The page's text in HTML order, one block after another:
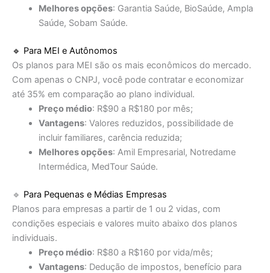
Melhores opções: Garantia Saúde, BioSaúde, Ampla
Saúde, Sobam Saúde.
🔹 Para MEI e Autônomos
Os planos para MEI são os mais econômicos do mercado.
Com apenas o CNPJ, você pode contratar e economizar
até 35% em comparação ao plano individual.
Preço médio: R$90 a R$180 por mês;
Vantagens: Valores reduzidos, possibilidade de
incluir familiares, carência reduzida;
Melhores opções: Amil Empresarial, Notredame
Intermédica, MedTour Saúde.
🔹 Para Pequenas e Médias Empresas
Planos para empresas a partir de 1 ou 2 vidas, com
condições especiais e valores muito abaixo dos planos
individuais.
Preço médio: R$80 a R$160 por vida/mês;
Vantagens: Dedução de impostos, benefício para